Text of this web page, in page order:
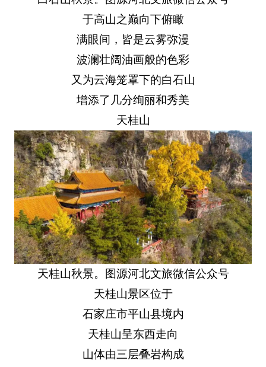
于高山之巅向下俯瞰
满眼间，皆是云雾弥漫
波澜壮阔油画般的色彩
又为云海笼罩下的白石山
增添了几分绚丽和秀美
天桂山
天桂山秋景。图源河北文旅微信公众号
天桂山景区位于
石家庄市平山县境内
天桂山呈东西走向
山体由三层叠岩构成